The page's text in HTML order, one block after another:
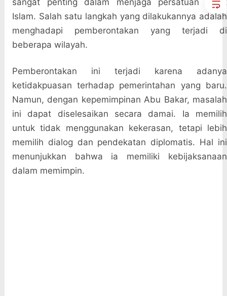
sangat penting dalam menjaga persatuan umat
Islam. Salah satu langkah yang dilakukannya adalah
menghadapi pemberontakan yang terjadi di
beberapa wilayah.
Pemberontakan ini terjadi karena adanya
ketidakpuasan terhadap pemerintahan yang baru.
Namun, dengan kepemimpinan Abu Bakar, masalah
ini dapat diselesaikan secara damai. Ia memilih
untuk tidak menggunakan kekerasan, tetapi lebih
memilih dialog dan pendekatan diplomatis. Hal ini
menunjukkan bahwa ia memiliki kebijaksanaan
dalam memimpin.